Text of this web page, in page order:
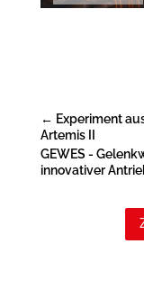
← Experiment
Artemis II
GEWES -
innovativer